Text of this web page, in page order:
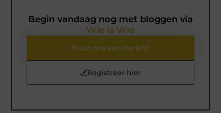
Begin vandaag nog met bloggen via
Wie is Wie
Stuur ons een bericht
Registreer hier